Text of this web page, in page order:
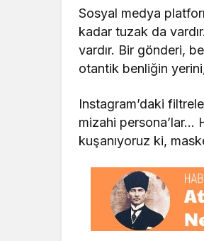
Sosyal medya
kadar tuzak da
vardır. Bir gönderi,
otantik benliğin
Instagram’daki
mizahi persona’lar…
kuşanıyoruz ki,